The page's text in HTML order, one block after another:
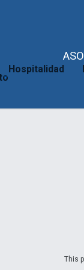
Hospitalidad
This